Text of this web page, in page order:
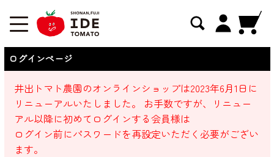
ログインページ
井出トマト農園のオンラインショップは2023年6月1日に
リニューアルいたしました。 お手数ですが、リニュー
アル以降に初めてログインする会員様は
ログイン前にパスワードを再設定いただく必要がござい
ます。